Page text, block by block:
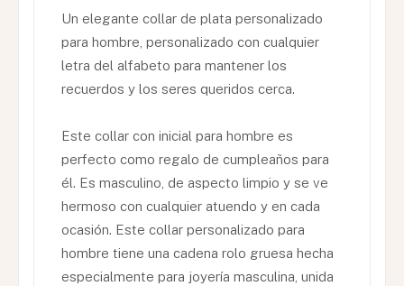
Un elegante collar de plata personalizado
para hombre, personalizado con cualquier
letra del alfabeto para mantener los
recuerdos y los seres queridos cerca.
Este collar con inicial para hombre es
perfecto como regalo de cumpleaños para
él. Es masculino, de aspecto limpio y se ve
hermoso con cualquier atuendo y en cada
ocasión. Este collar personalizado para
hombre tiene una cadena rolo gruesa hecha
especialmente para joyería masculina, unida